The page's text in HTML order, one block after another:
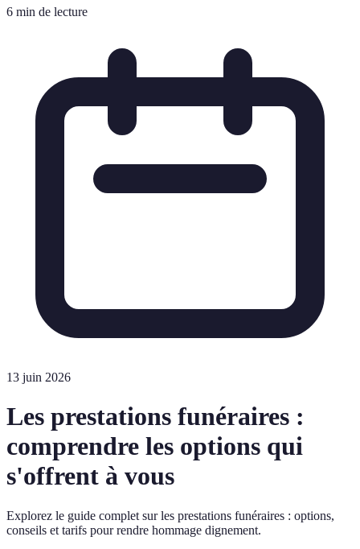
6 min de lecture
13 juin 2026
Les prestations funéraires :
comprendre les options qui
s'offrent à vous
Explorez le guide complet sur les prestations funéraires : options,
conseils et tarifs pour rendre hommage dignement.